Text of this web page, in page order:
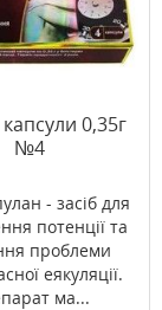
0,35г
№4
- засіб для
потенції та
проблеми
еякуляції.
ма...